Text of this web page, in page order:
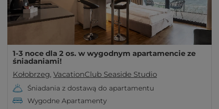
1-3 noce dla 2 os. w wygodnym apartamencie ze
śniadaniami!
Kołobrzeg, VacationClub Seaside Studio
Śniadania z dostawą do apartamentu
Wygodne Apartamenty